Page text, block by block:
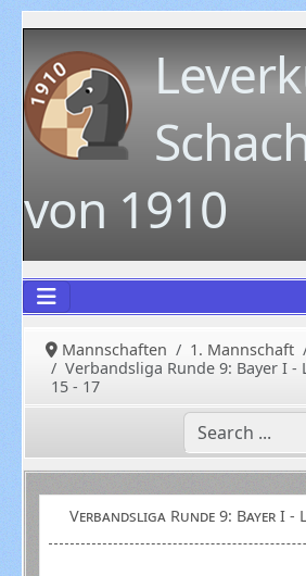
von 1910
Mannschaften 1. Mannschaft
Verbandsliga Runde 9: Bayer I -
15 - 17
Verbandsliga Runde 9: Bayer I -